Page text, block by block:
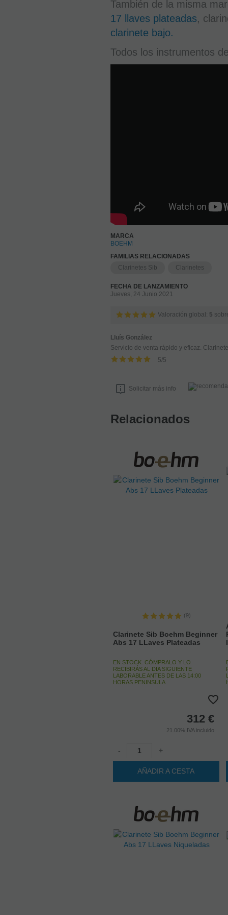
También de la misma
17 llaves plateadas,
clarinete bajo.
Todos los instrumentos
MARCA
BOEHM
FAMILIAS RELACIONADAS
Clarinetes Sib
Clarinetes
FECHA DE LANZAMIENTO
Jueves, 24 Junio 2021
Valoración global: 5
Lluís González
Servicio de venta rápido y eficaz.
5/5
Solicitar más info
Relacionados
(9)
Clarinete Sib Boehm Beginner
Abs 17 LLaves Plateadas
EN STOCK. CÓMPRALO Y LO
RECIBIRÁS AL DIA SIGUIENTE
LABORABLE ANTES DE LAS 14:00
HORAS PENINSULA
312 €
21.00% IVA incluido
- +
AÑADIR A CESTA